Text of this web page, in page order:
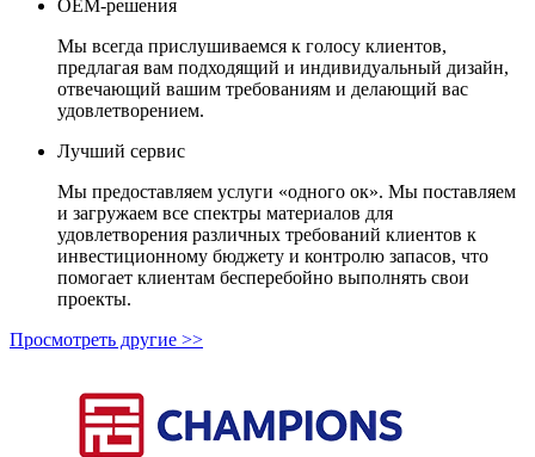
OEM-решения
Мы всегда прислушиваемся к голосу клиентов,
предлагая вам подходящий и индивидуальный дизайн,
отвечающий вашим требованиям и делающий вас
удовлетворением.
Лучший сервис
Мы предоставляем услуги «одного ок». Мы поставляем
и загружаем все спектры материалов для
удовлетворения различных требований клиентов к
инвестиционному бюджету и контролю запасов, что
помогает клиентам бесперебойно выполнять свои
проекты.
Просмотреть другие >>